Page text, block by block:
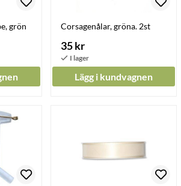
grön Corsagenålar, gröna. 2st
35 kr
Lägg i kundvagnen